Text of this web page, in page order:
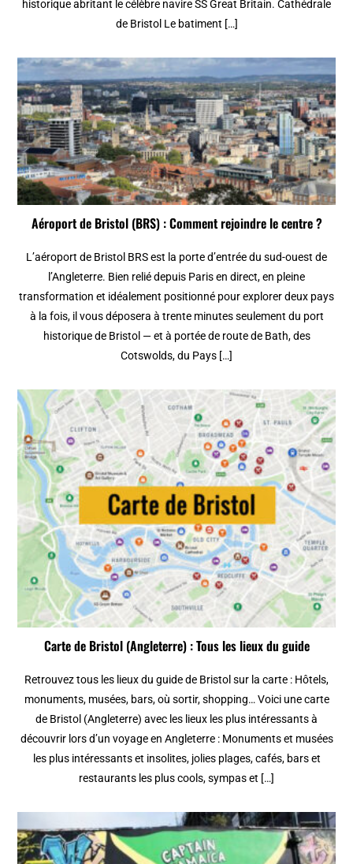
historique abritant le célèbre navire SS Great Britain. Cathédrale
de Bristol Le batiment […]
Aéroport de Bristol (BRS) : Comment rejoindre le centre ?
L’aéroport de Bristol BRS est la porte d’entrée du sud-ouest de
l’Angleterre. Bien relié depuis Paris en direct, en pleine
transformation et idéalement positionné pour explorer deux pays
à la fois, il vous déposera à trente minutes seulement du port
historique de Bristol — et à portée de route de Bath, des
Cotswolds, du Pays […]
Carte de Bristol (Angleterre) : Tous les lieux du guide
Retrouvez tous les lieux du guide de Bristol sur la carte : Hôtels,
monuments, musées, bars, où sortir, shopping… Voici une carte
de Bristol (Angleterre) avec les lieux les plus intéressants à
découvrir lors d’un voyage en Angleterre : Monuments et musées
les plus intéressants et insolites, jolies plages, cafés, bars et
restaurants les plus cools, sympas et […]